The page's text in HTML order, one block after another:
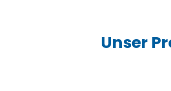
Unser